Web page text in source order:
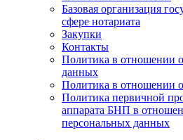
Базовая организация
сфере нотариата
Закупки
Контакты
Политика в отношении
данных
Политика в отношении
Политика первичной
аппарата БНП в
персональных данных